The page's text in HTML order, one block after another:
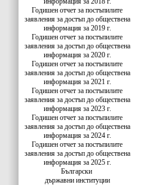
Годишен отчет за постъпилите
заявления за достъп до обществена
информация за 2019 г.
Годишен отчет за постъпилите
заявления за достъп до обществена
информация за 2020 г.
Годишен отчет за постъпилите
заявления за достъп до обществена
информация за 2021 г.
Годишен отчет за постъпилите
заявления за достъп до обществена
информация за 2023 г.
Годишен отчет за постъпилите
заявления за достъп до обществена
информация за 2024 г.
Годишен отчет за постъпилите
заявления за достъп до обществена
информация за 2025 г.
Български
държавни институции